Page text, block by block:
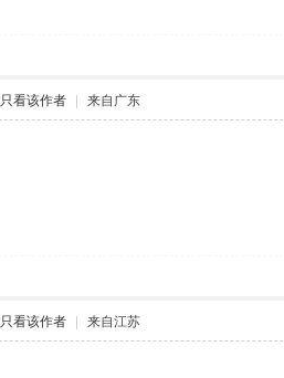
只看该作者 来自广东
只看该作者 来自江苏